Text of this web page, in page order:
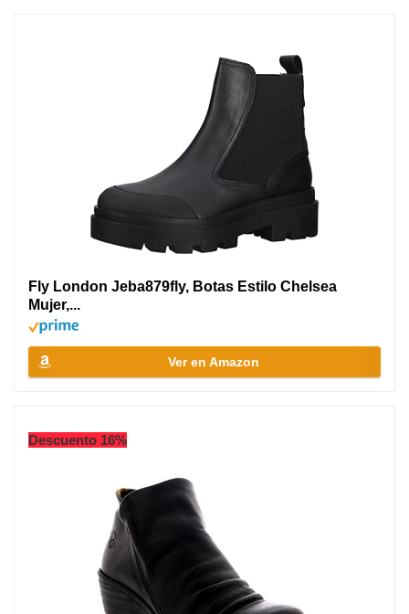
Fly London Jeba879fly, Botas Estilo Chelsea
Mujer,...
Ver en Amazon
Descuento 16%